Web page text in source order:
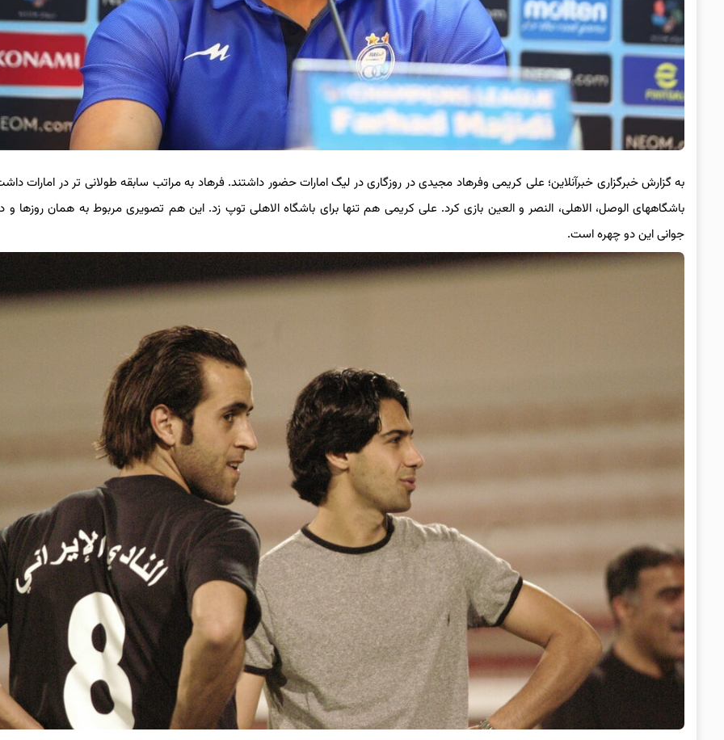
به گزارش خبرگزاری خبرآنلاین؛ علی کریمی وفرهاد مجیدی در روزگاری در لیگ امارات حضور داشتند. فرهاد به مراتب سابقه طولانی تر در امارات
باشگاههای الوصل، الاهلی، النصر و العین بازی کرد. علی کریمی هم تنها برای باشگاه الاهلی توپ زد. این هم تصویری مربوط به همان روزها و
جوانی این دو چهره است.